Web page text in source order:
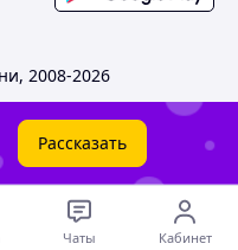
2008-2026
Рассказать
Чаты Кабинет